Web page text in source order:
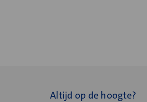
Altijd op de hoogte?